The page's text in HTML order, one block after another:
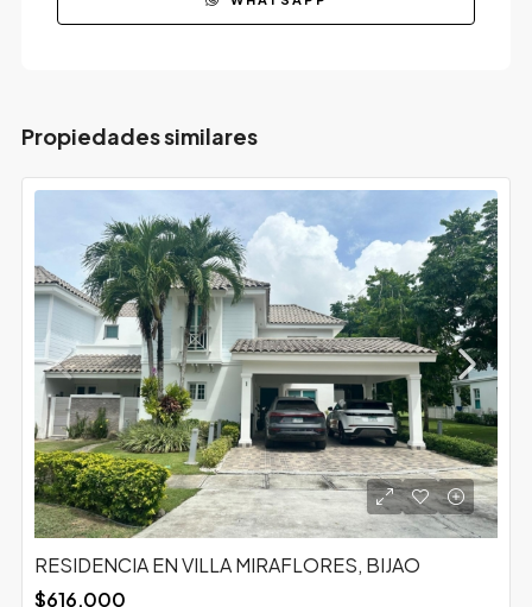
Propiedades similares
RESIDENCIA EN VILLA MIRAFLORES, BIJAO
$616,000